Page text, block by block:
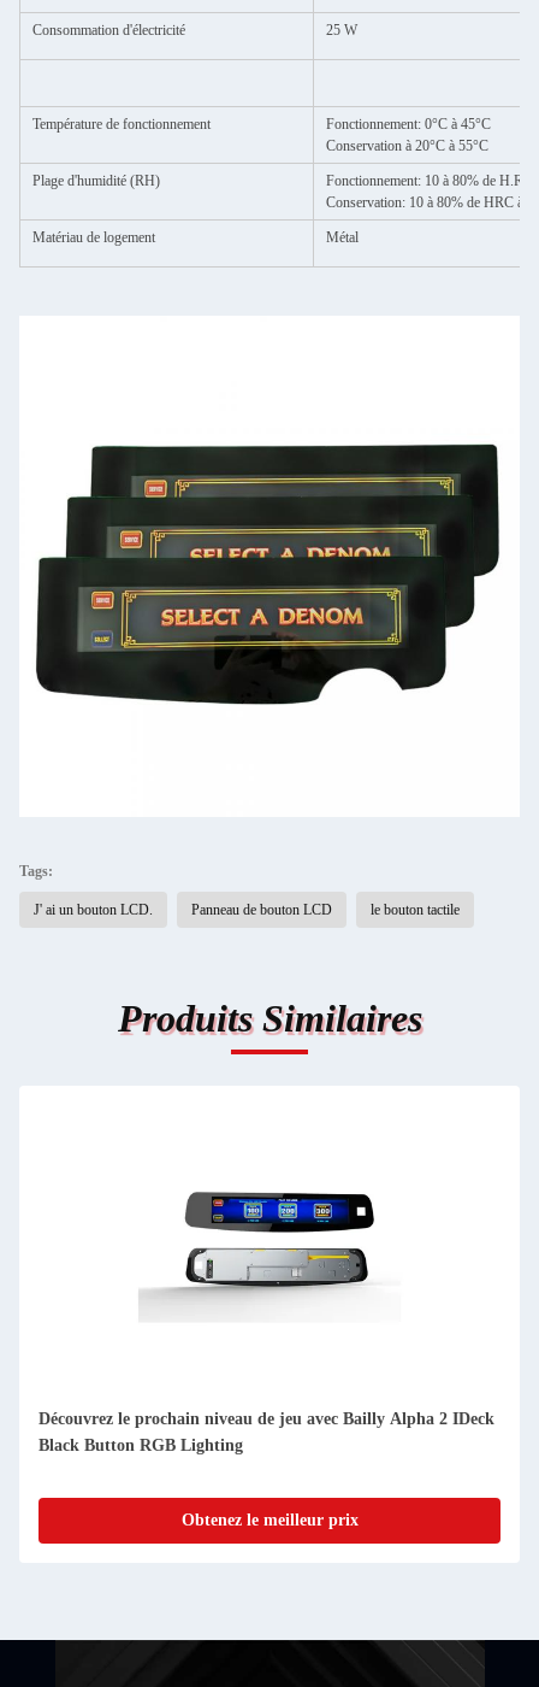
Consommation d'électricité 25 W
Température de fonctionnement
Fonctionnement: 0°C à 45°C
Conservation à 20°C à 55°C
Plage d'humidité (RH)
Fonctionnement: 10 à 80% de H.R.,
Conservation: 10 à 80% de HRC à
Matériau de logement Métal
Tags:
J' ai un bouton LCD. Panneau de bouton LCD le bouton tactile
Produits Similaires
Découvrez le prochain niveau de jeu avec Bailly Alpha 2 IDeck
Black Button RGB Lighting
Obtenez le meilleur prix